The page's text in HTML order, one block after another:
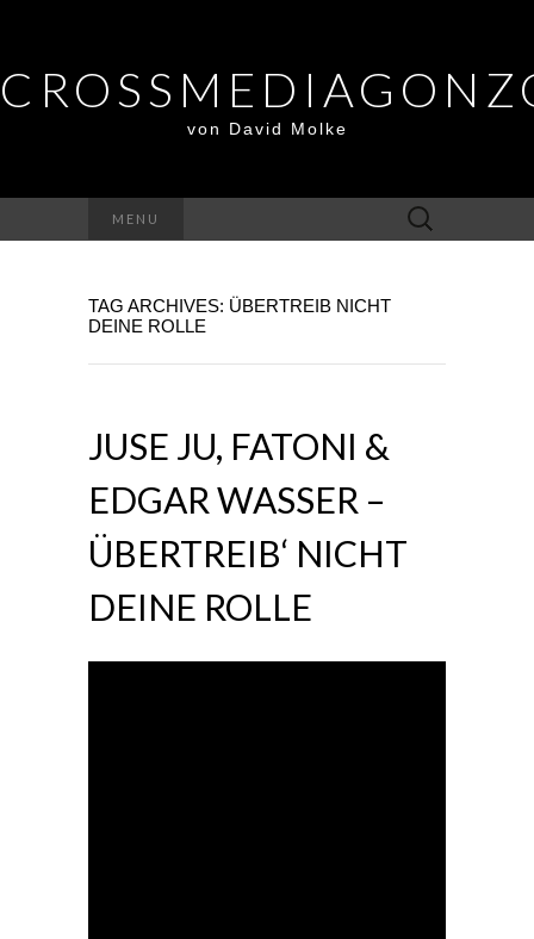
von David Molke
MENU
Suche
nach:
TAG ARCHIVES: ÜBERTREIB NICHT
DEINE ROLLE
JUSE JU, FATONI &
EDGAR WASSER –
ÜBERTREIB‘ NICHT
DEINE ROLLE